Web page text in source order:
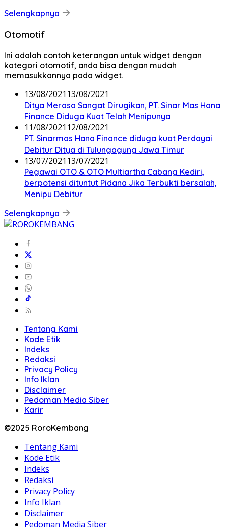
Selengkapnya
Otomotif
Ini adalah contoh keterangan untuk widget dengan
kategori otomotif, anda bisa dengan mudah
memasukkannya pada widget.
13/08/2021 13/08/2021
Ditya Merasa Sangat Dirugikan, PT. Sinar Mas Hana
Finance Diduga Kuat Telah Menipunya
11/08/2021 12/08/2021
PT. Sinarmas Hana Finance diduga kuat Perdayai
Debitur Ditya di Tulungagung Jawa Timur
13/07/2021 13/07/2021
Pegawai OTO & OTO Multiartha Cabang Kediri,
berpotensi dituntut Pidana Jika Terbukti bersalah,
Menipu Debitur
Selengkapnya
Tentang Kami
Kode Etik
Indeks
Redaksi
Privacy Policy
Info Iklan
Disclaimer
Pedoman Media Siber
Karir
©2025 RoroKembang
Tentang Kami
Kode Etik
Indeks
Redaksi
Privacy Policy
Info Iklan
Disclaimer
Pedoman Media Siber